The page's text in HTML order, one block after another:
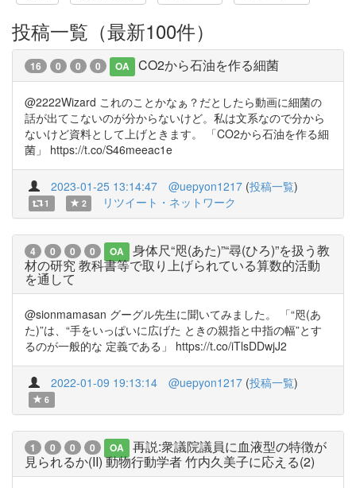
投稿一覧（最新100件）
16 0 0 0 OA CO2から石油を作る細菌
@2222Wizard これのことかなぁ？だとしたら動画に細菌の
話が出てこないのが分からないけど。私は文系なので分から
ないけど資料として上げときます。 「CO2から石油を作る細
菌」 https://t.co/S46meeac1e
2023-01-25 13:14:47 @uepyon1217 (投稿一覧)
1 2 リツイート・ネットワーク
4 0 0 0 OA
身体尺“咫(あた)”“尋(ひろ)”を扱う教
材の研究 教科書等で取り上げられている算数的活動
を通して
@sionmamasan グーグル先生に聞いてみました。 「“咫(あ
た)”は、“手をいっぱいに広げた ときの親指と中指の幅”とす
るのが一般的な 定義である」 https://t.co/iTlsDDwjJ2
2022-01-09 19:13:14 @uepyon1217 (投稿一覧)
6
1 0 0 0 OA
再説:衆議院議員に血液型の特徴が
見られるか(II) 動物行動学者 竹内久美子に応える(2)